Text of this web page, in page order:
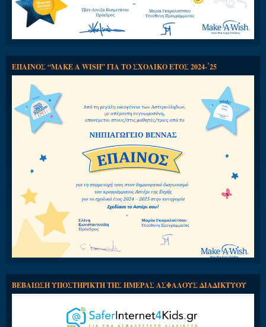
ΕΠΑΙΝΟΣ “MAKE A WISH” ΓΙΑ ΤΟ ΣΧΟΛΙΚΟ ΕΤΟΣ 2024-΄25
ΒΕΒΑΙΩΣΗ ΥΠΟΣΤΗΡΙΚΤΗ ΤΗΣ ΗΜΕΡΑΣ ΑΣΦΑΛΟΥΣ ΔΙΑΔΙΚΤΥΟΥ